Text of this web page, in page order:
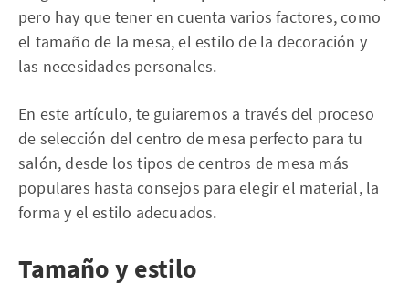
pero hay que tener en cuenta varios factores, como
el tamaño de la mesa, el estilo de la decoración y
las necesidades personales.
En este artículo, te guiaremos a través del proceso
de selección del centro de mesa perfecto para tu
salón, desde los tipos de centros de mesa más
populares hasta consejos para elegir el material, la
forma y el estilo adecuados.
Tamaño y estilo